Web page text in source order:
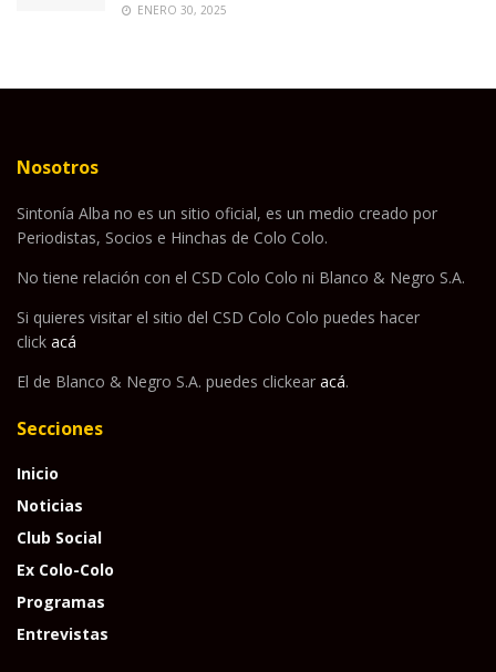
ENERO 30, 2025
Nosotros
Sintonía Alba no es un sitio oficial, es un medio creado por
Periodistas, Socios e Hinchas de Colo Colo.
No tiene relación con el CSD Colo Colo ni Blanco & Negro S.A.
Si quieres visitar el sitio del CSD Colo Colo puedes hacer
click acá
El de Blanco & Negro S.A. puedes clickear acá.
Secciones
Inicio
Noticias
Club Social
Ex Colo-Colo
Programas
Entrevistas